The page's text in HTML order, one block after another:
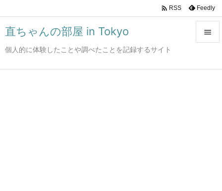
直ちゃんの部屋 in Tokyo
個人的に体験したことや調べたことを記録するサイト

 RSS Feedly